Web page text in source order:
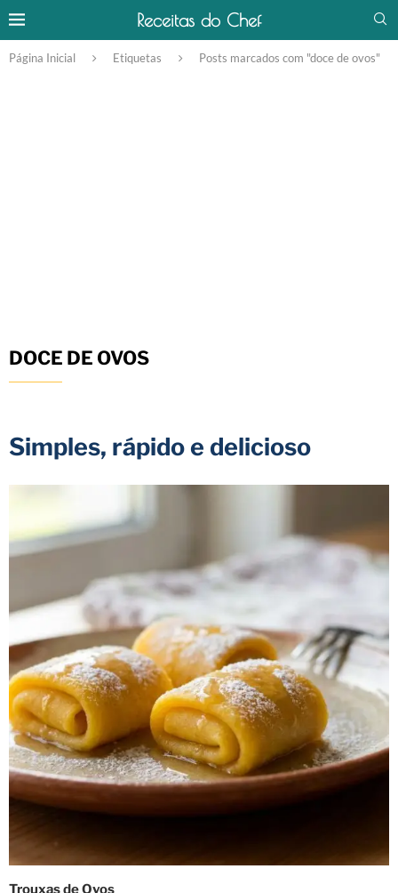
Receitas do Chef
Página Inicial Etiquetas Posts marcados com "doce de ovos"
DOCE DE OVOS
Simples, rápido e delicioso